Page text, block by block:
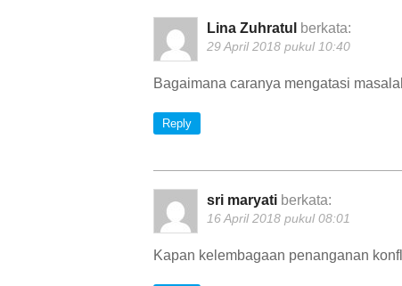
Lina Zuhratul berkata:
29 April 2018 pukul 10:40
Bagaimana caranya mengatasi
Reply
sri maryati berkata:
16 April 2018 pukul 08:01
Kapan kelembagaan penanganan